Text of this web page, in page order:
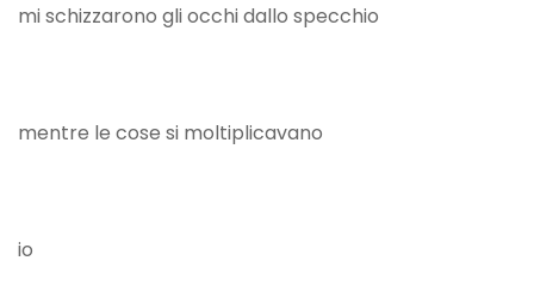
mi schizzarono gli occhi dallo specchio
mentre le cose si moltiplicavano
io